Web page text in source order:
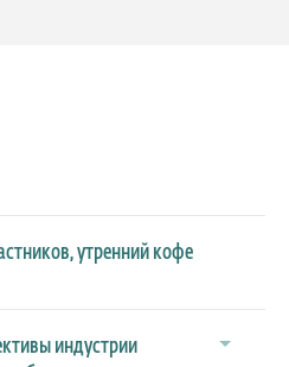
утренний кофе
индустрии